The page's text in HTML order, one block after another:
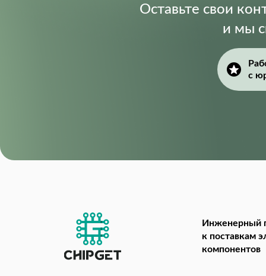
Оставьте свои
и мы
с
Инженерный
к поставкам
компонентов